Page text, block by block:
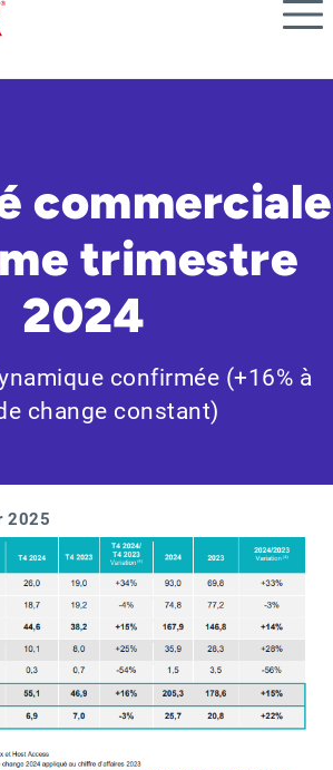
commerciale
trimestre
2024
confirmée (+16% à
change constant)
2025